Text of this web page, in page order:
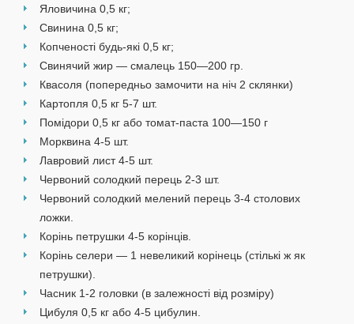
Яловичина 0,5 кг;
Свинина 0,5 кг;
Копченості будь-які 0,5 кг;
Свинячий жир — смалець 150—200 гр.
Квасоля (попередньо замочити на ніч 2 склянки)
Картопля 0,5 кг 5-7 шт.
Помідори 0,5 кг або томат-паста 100—150 г
Морквина 4-5 шт.
Лавровий лист 4-5 шт.
Червоний солодкий перець 2-3 шт.
Червоний солодкий мелений перець 3-4 столових
ложки.
Корінь петрушки 4-5 корінців.
Корінь селери — 1 невеликий корінець (стількі ж як
петрушки).
Часник 1-2 головки (в залежності від розміру)
Цибуля 0,5 кг або 4-5 цибулин.